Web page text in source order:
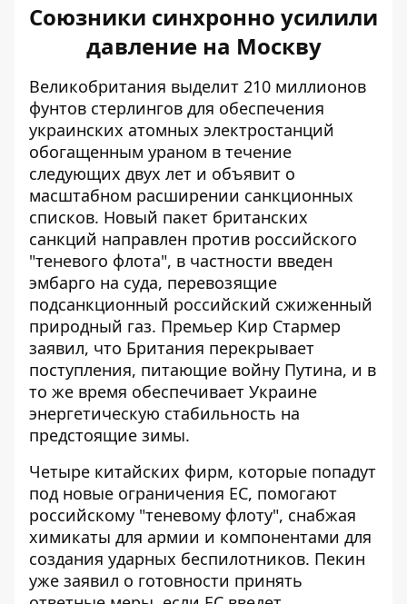
Союзники синхронно усилили
давление на Москву
Великобритания выделит 210 миллионов
фунтов стерлингов для обеспечения
украинских атомных электростанций
обогащенным ураном в течение
следующих двух лет и объявит о
масштабном расширении санкционных
списков. Новый пакет британских
санкций направлен против российского
"теневого флота", в частности введен
эмбарго на суда, перевозящие
подсанкционный российский сжиженный
природный газ. Премьер Кир Стармер
заявил, что Британия перекрывает
поступления, питающие войну Путина, и в
то же время обеспечивает Украине
энергетическую стабильность на
предстоящие зимы.
Четыре китайских фирм, которые попадут
под новые ограничения ЕС, помогают
российскому "теневому флоту", снабжая
химикаты для армии и компонентами для
создания ударных беспилотников. Пекин
уже заявил о готовности принять